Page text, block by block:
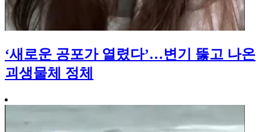
‘새로운 공포가 열렸다’…변기 뚫고 나온
괴생물체 정체